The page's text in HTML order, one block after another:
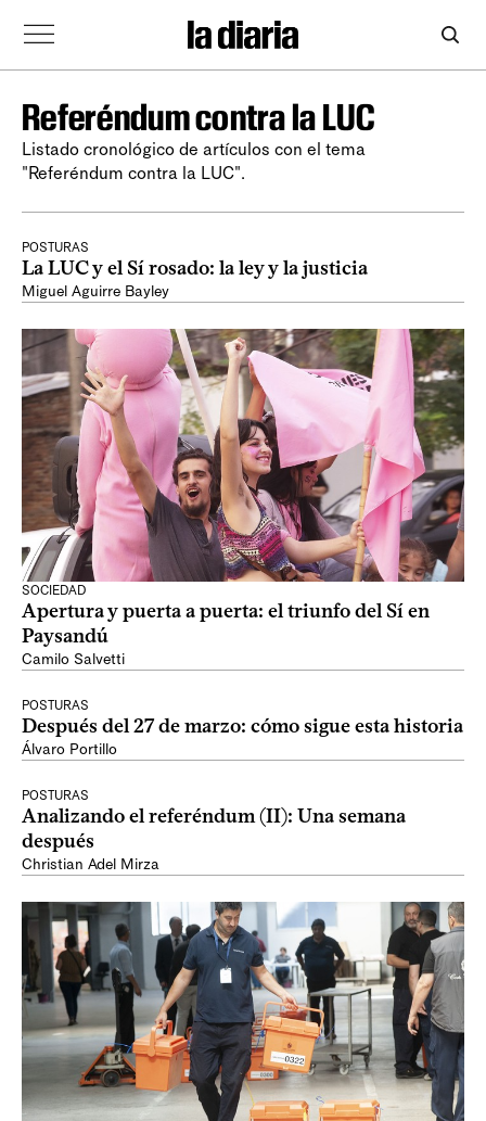
Referéndum contra la LUC
Listado cronológico de artículos con el tema
"Referéndum contra la LUC".
POSTURAS
La LUC y el Sí rosado: la ley y la justicia
Miguel Aguirre Bayley
SOCIEDAD
Apertura y puerta a puerta: el triunfo del Sí en
Paysandú
Camilo Salvetti
POSTURAS
Después del 27 de marzo: cómo sigue esta historia
Álvaro Portillo
POSTURAS
Analizando el referéndum (II): Una semana
después
Christian Adel Mirza